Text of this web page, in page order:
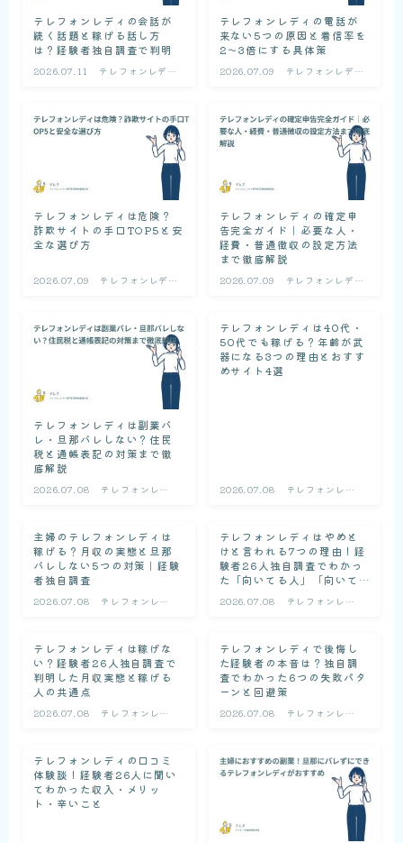
テレフォンレディの会話が
続く話題と稼げる話し方
は？経験者独自調査で判明
2026.07.11
テレフォンレディ
テレフォンレディの電話が
来ない5つの原因と着信率を
2〜3倍にする具体策
2026.07.09
テレフォンレディ
テレフォンレディは危険？
詐欺サイトの手口TOP5と安
全な選び方
2026.07.09
テレフォンレディ
テレフォンレディの確定申
告完全ガイド｜必要な人・
経費・普通徴収の設定方法
まで徹底解説
2026.07.09
テレフォンレディ
テレフォンレディは副業バ
レ・旦那バレしない？住民
税と通帳表記の対策まで徹
底解説
2026.07.08
テレフォンレデ
テレフォンレディは40代・
50代でも稼げる？年齢が武
器になる3つの理由とおすす
めサイト4選
2026.07.08
テレフォンレデ
主婦のテレフォンレディは
稼げる？月収の実態と旦那
バレしない5つの対策｜経験
者独自調査
2026.07.08
テレフォンレデ
テレフォンレディはやめと
けと言われる7つの理由！経
験者26人独自調査でわかっ
た「向いてる人」「向いて
2026.07.08
テレフォンレデ
テレフォンレディは稼げな
い？経験者26人独自調査で
判明した月収実態と稼げる
人の共通点
2026.07.08
テレフォンレデ
テレフォンレディで後悔し
た経験者の本音は？独自調
査でわかった6つの失敗パタ
ーンと回避策
2026.07.08
テレフォンレデ
テレフォンレディの口コミ
体験談！経験者26人に聞い
てわかった収入・メリッ
ト・辛いこと